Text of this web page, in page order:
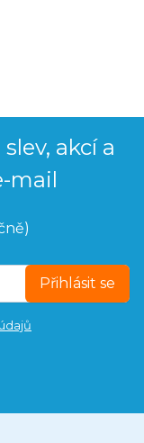
akcí a
mail
Přihlásit se